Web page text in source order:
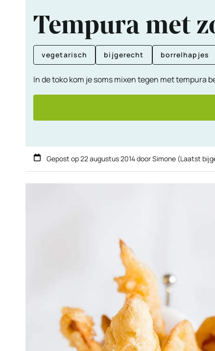
Tempura met
vegetarisch bijgerecht borrelhapjes
In de toko kom je soms mixen tegen met tempura
Gepost op22 augustus 2014doorSimone (Laatst